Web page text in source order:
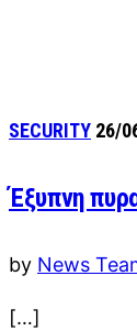
SECURITY 26/
Έξυπνη
by News
[…]